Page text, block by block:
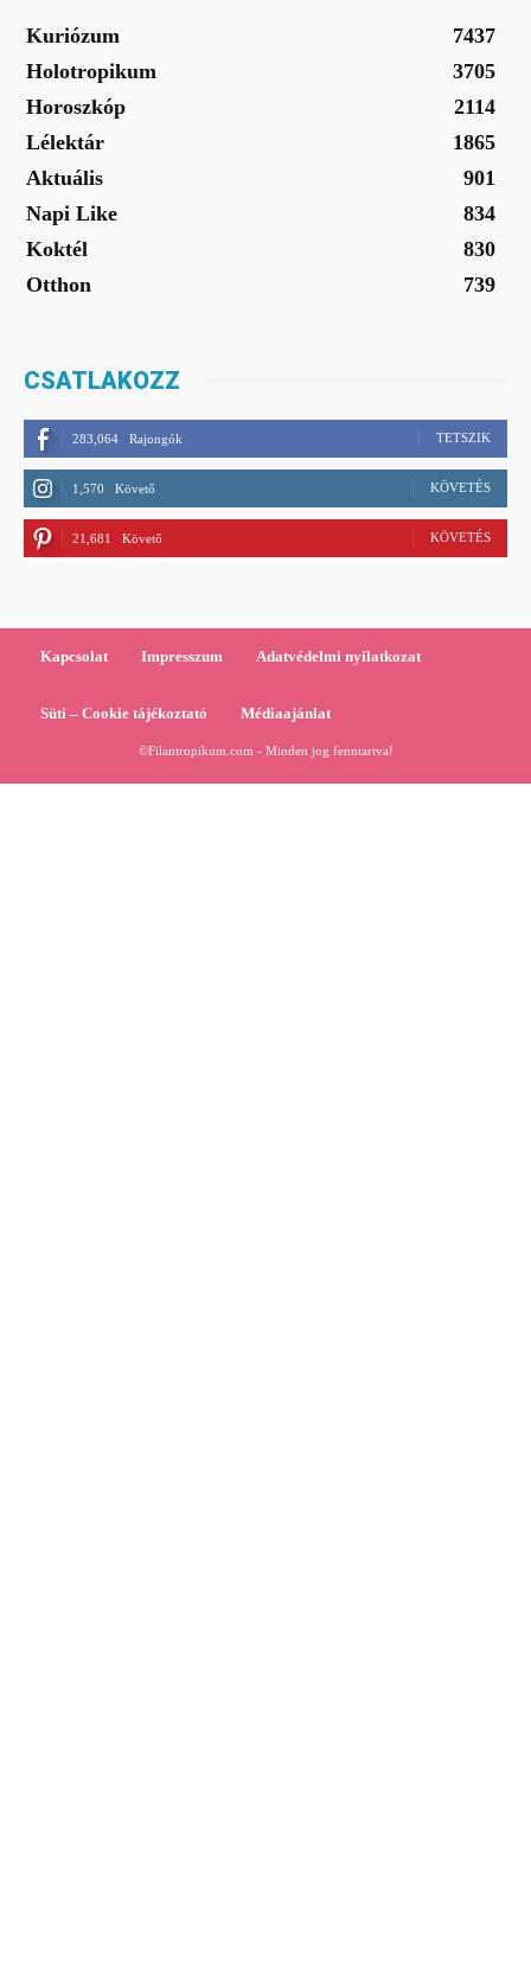
Kuriózum
7437
Holotropikum
3705
Horoszkóp
2114
Lélektár
1865
Aktuális
901
Napi Like
834
Koktél
830
Otthon
739
CSATLAKOZZ
283,064 Rajongók TETSZIK
1,570 Követő KÖVETÉS
21,681 Követő KÖVETÉS
Kapcsolat Impresszum Adatvédelmi nyilatkozat
Süti – Cookie tájékoztató Médiaajánlat
©Filantropikum.com - Minden jog fenntartva!